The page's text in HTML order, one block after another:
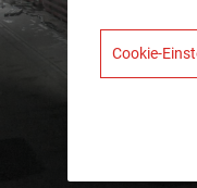
Cookie-